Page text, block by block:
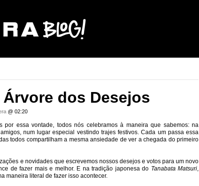
dos Desejos
@ 02:20
essa vontade, todos nós celebramos à maneira que sabemos: na
num lugar especial vestindo trajes festivos. Cada um passa essa
todos compartilham a mesma ansiedade de ver a chegada do primeiro
e novidades que escrevemos nossos desejos e votos para um novo
de fazer mais e melhor. E na tradição japonesa do Tanabata Matsuri,
maneira literal de fazer isso acontecer.